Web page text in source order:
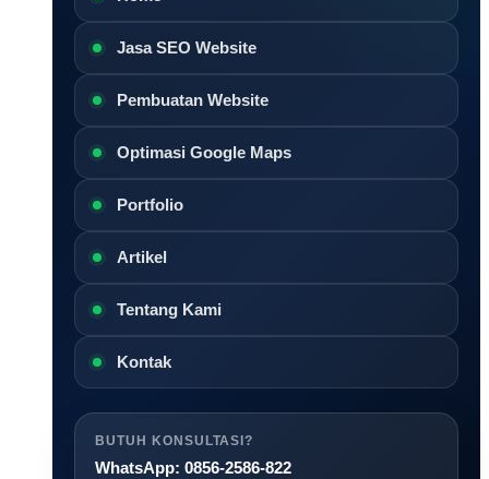
Jasa SEO Website
Pembuatan Website
Optimasi Google Maps
Portfolio
Artikel
Tentang Kami
Kontak
BUTUH KONSULTASI?
WhatsApp: 0856-2586-822